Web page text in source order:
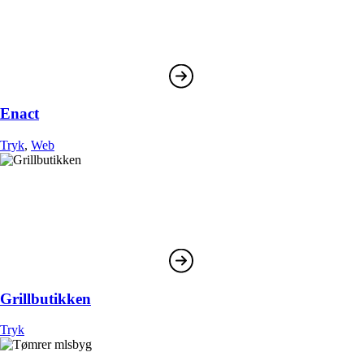
Enact
Tryk, Web
Grillbutikken
Tryk